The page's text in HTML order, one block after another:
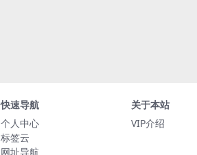
快速导航
个人中心
标签云
网址导航
关于本站
VIP介绍